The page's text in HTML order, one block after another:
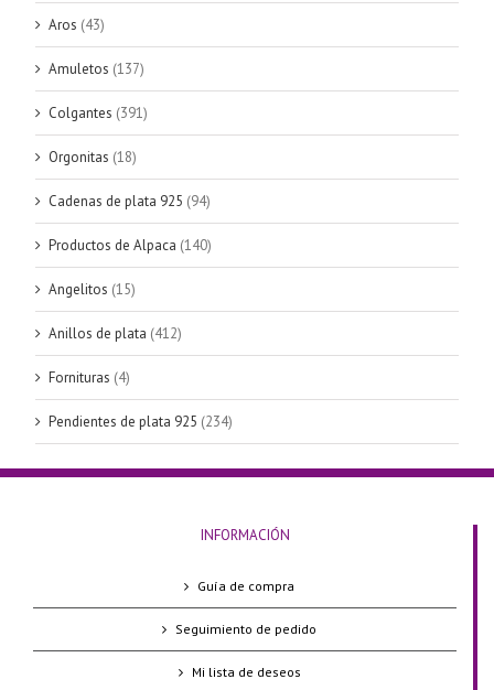
Aros (43)
Amuletos (137)
Colgantes (391)
Orgonitas (18)
Cadenas de plata 925 (94)
Productos de Alpaca (140)
Angelitos (15)
Anillos de plata (412)
Fornituras (4)
Pendientes de plata 925 (234)
INFORMACIÓN
Guía de compra
Seguimiento de pedido
Mi lista de deseos